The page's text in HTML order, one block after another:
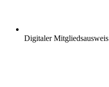
Digitaler Mitgliedsausweis